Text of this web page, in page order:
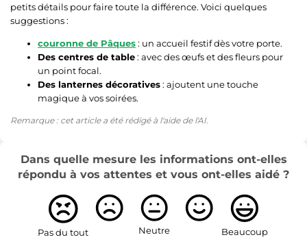
petits détails pour faire toute la différence. Voici quelques
suggestions :
couronne de Pâques: un accueil festif dès votre porte.
Des centres de table: avec des œufs et des fleurs pour
un point focal.
Des lanternes décoratives: ajoutent une touche
magique à vos soirées.
Remarque : cet article a été rédigé à l'aide de l'AI.
Dans quelle mesure les informations ont-elles
répondu à vos attentes et vous ont-elles aidé ?
Pas du tout Neutre Beaucoup